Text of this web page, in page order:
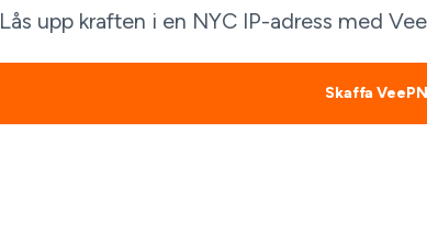
Lås upp kraften i en NYC IP-adress med
Skaffa